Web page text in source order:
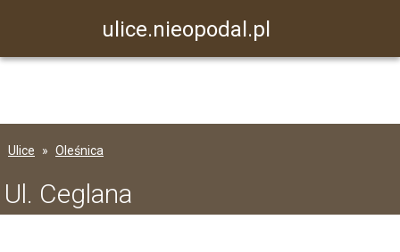
ulice.nieopodal.pl
Ulice Oleśnica
Ul. Ceglana